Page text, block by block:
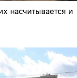
насчитывается и